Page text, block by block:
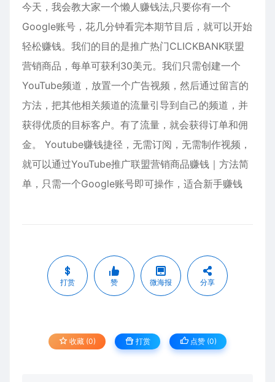
今天，我会教大家一个懒人赚钱法,只要你有一个
Google账号，花几分钟看完本期节目后，就可以开始
轻松赚钱。我们的目的是推广热门CLICKBANK联盟
营销商品，每单可获利30美元。我们只需创建一个
YouTube频道，放置一个广告视频，然后通过留言的
方法，把其他相关频道的流量引导到自己的频道，并
获得优质的目标客户。有了流量，就会获得订单和佣
金。 Youtube赚钱捷径，无需订阅，无需制作视频，
就可以通过YouTube推广联盟营销商品赚钱｜方法简
单，只需一个Google账号即可操作，适合新手赚钱
打赏 赞 微海报 分享
收藏 (0) 打赏 点赞 (0)